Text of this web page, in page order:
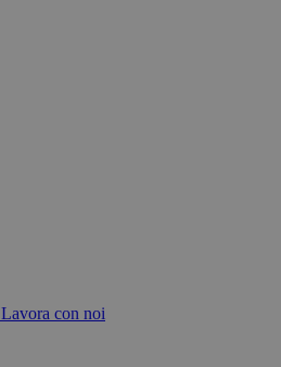
Lavora con noi